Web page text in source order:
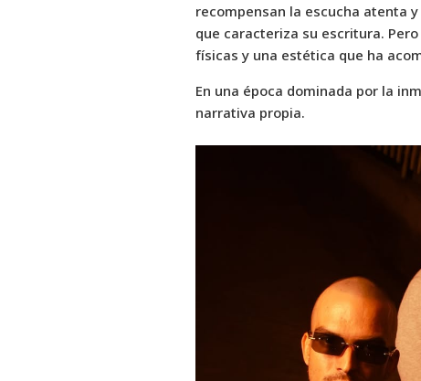
recompensan la escucha atenta
que caracteriza su escritura.
físicas y una estética que ha
En una época dominada por la
narrativa propia.